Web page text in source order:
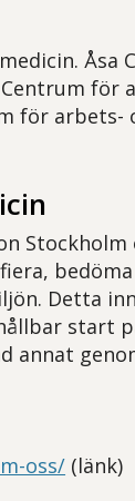
Åsa
för
för arbets-
bedöma
Detta
start
annat
oss/ (länk)